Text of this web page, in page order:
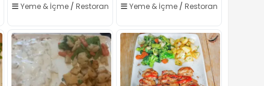
Yeme & İçme/ Restoran Yeme & İçme/ Restoran